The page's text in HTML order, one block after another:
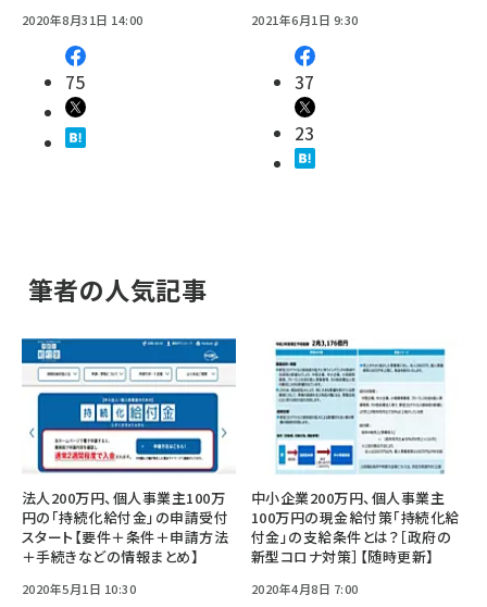
2020年8月31日 14:00
75
2021年6月1日 9:30
37
23
筆者の人気記事
法人200万円、個人事業主100万
円の「持続化給付金」の申請受付
スタート【要件＋条件＋申請方法
＋手続きなどの情報まとめ】
2020年5月1日 10:30
中小企業200万円、個人事業主
100万円の現金給付策「持続化給
付金」の支給条件とは？［政府の
新型コロナ対策］【随時更新】
2020年4月8日 7:00